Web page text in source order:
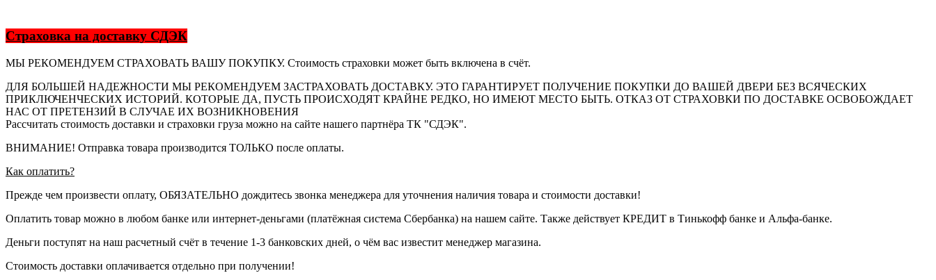
Страховка на доставку СДЭК
МЫ РЕКОМЕНДУЕМ СТРАХОВАТЬ ВАШУ ПОКУПКУ. Стоимость страховки может быть включена в счёт.
ДЛЯ БОЛЬШЕЙ НАДЕЖНОСТИ МЫ РЕКОМЕНДУЕМ ЗАСТРАХОВАТЬ ДОСТАВКУ. ЭТО ГАРАНТИРУЕТ ПОЛУЧЕНИЕ ПОКУПКИ ДО ВАШЕЙ ДВЕРИ БЕЗ ВСЯЧЕСКИХ
ПРИКЛЮЧЕНЧЕСКИХ ИСТОРИЙ. КОТОРЫЕ ДА, ПУСТЬ ПРОИСХОДЯТ КРАЙНЕ РЕДКО, НО ИМЕЮТ МЕСТО БЫТЬ. ОТКАЗ ОТ СТРАХОВКИ ПО ДОСТАВКЕ ОСВОБОЖДАЕТ
НАС ОТ ПРЕТЕНЗИЙ В СЛУЧАЕ ИХ ВОЗНИКНОВЕНИЯ
Рассчитать стоимость доставки и страховки груза можно на сайте нашего партнёра ТК "СДЭК".
ВНИМАНИЕ! Отправка товара производится ТОЛЬКО после оплаты.
Как оплатить?
Прежде чем произвести оплату, ОБЯЗАТЕЛЬНО дождитесь звонка менеджера для уточнения наличия товара и стоимости доставки!
Оплатить товар можно в любом банке или интернет-деньгами (платёжная система Сбербанка) на нашем сайте. Также действует КРЕДИТ в Тинькофф банке и Альфа-банке.
Деньги поступят на наш расчетный счёт в течение 1-3 банковских дней, о чём вас известит менеджер магазина.
Стоимость доставки оплачивается отдельно при получении!